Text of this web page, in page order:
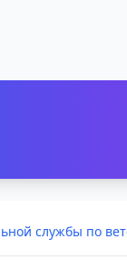
службы по